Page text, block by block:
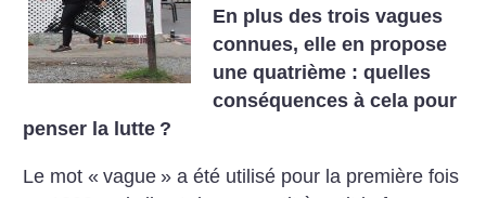
En plus des trois vagues
connues, elle en propose
une quatrième : quelles
conséquences à cela pour
penser la lutte ?
Le mot « vague » a été utilisé pour la première fois